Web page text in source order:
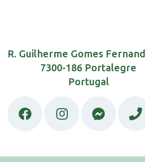
R. Guilherme Gomes
7300-186 Portalegre
Portugal